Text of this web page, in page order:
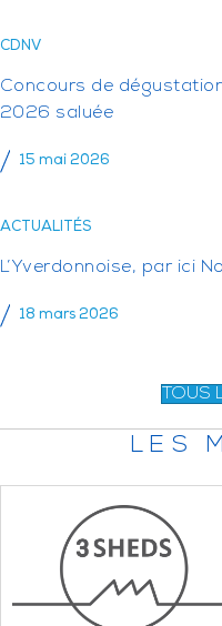
CDNV
Concours de
2026 saluée
15 mai 2026
ACTUALITÉS
L’Yverdonnoise, par ici
18 mars 2026
TOUS
LES